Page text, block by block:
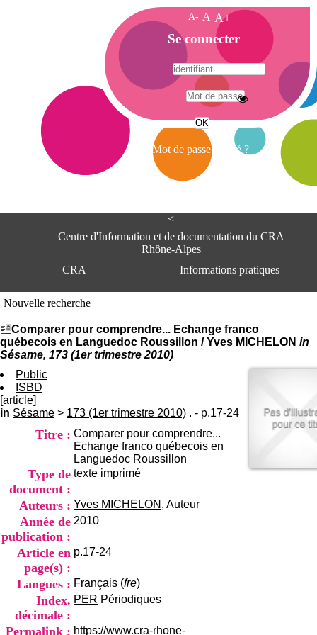
<
Centre d'Information et de documentation du CRA
Rhône-Alpes
CRA
Informations pratiques
du CRA Rhône-Alpes
Centre Hospitalier le Vinatier
bât 211
9h00-12h00 13h30-16h00
Tél:+33(0)4 37 91 54 65
Fax:+33(0)4 37 91 54 37
Mail
Nouvelle recherche
Comparer pour comprendre... Echange franco
québecois en Languedoc Roussillon /Yves MICHELON in
Sésame, 173 (1er trimestre 2010)
Public
ISBD
[article]
in Sésame > 173 (1er trimestre 2010) . - p.17-24
Titre : Comparer pour comprendre...
Echange franco québecois en
Languedoc Roussillon
Type de
document :
texte imprimé
Auteurs : Yves MICHELON , Auteur
Année de
publication :
2010
Article en
page(s) :
p.17-24
Langues : Français (fre)
Index.
décimale :
PER Périodiques
Permalink : https://www.cra-rhone-
A- A A+
A
c
c
e
i
Se connecter
Mot de passe oublié ?
A
e
e
n
f
o
o
n
e
t
e
D
u
e
n
t
t